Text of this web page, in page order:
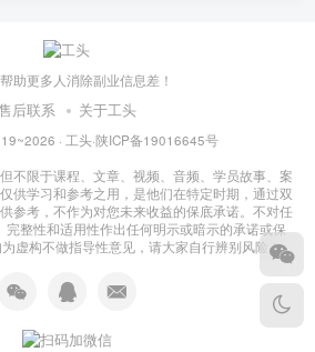
助更多人消除副业信息差！
后联系 关于工头
· 工头·陕ICP备19016645号
不限于课程、文章、视频、音频、学员故事、案
供学习和参考之用，是他们在特定时期，通过双
参考，不作为对您未来收益的保底承诺。不对任
完整性和适用性作出任何明示或暗示的承诺或保
虚构不做指导性意见，请大家自行辨别风险！